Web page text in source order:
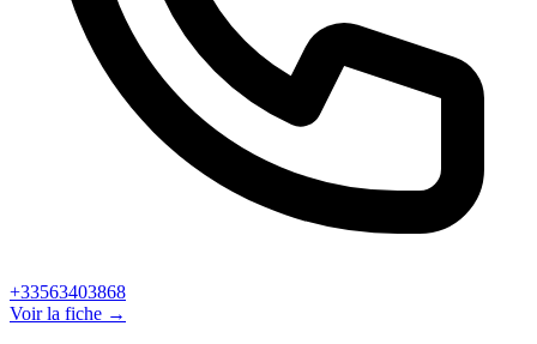
+33563403868
Voir la fiche →